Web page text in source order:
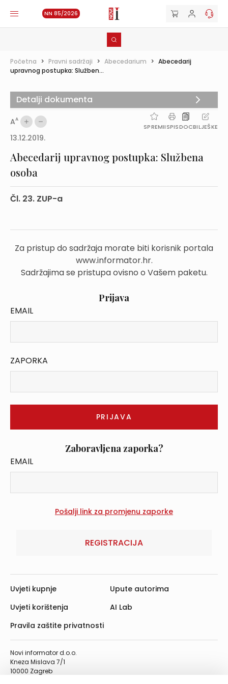
NN 85/2026
Početna > Pravni sadržaji > Abecedarium > Abecedarij
upravnog postupka: Služben...
AA
SPREMIISPISDOCBILJEŠKE
13.12.2019.
Abecedarij upravnog postupka: Službena
osoba
Čl. 23. ZUP-a
Za pristup do sadržaja morate biti korisnik portala
www.informator.hr.
Sadržajima se pristupa ovisno o Vašem paketu.
Prijava
EMAIL
ZAPORKA
Zaboravljena zaporka?
EMAIL
REGISTRACIJA
Detalji dokumenta
Novi informator d.o.o.
Kneza Mislava 7/1
10000 Zagreb
Uvjeti kupnje
Uvjeti korištenja
Pravila zaštite privatnosti
Upute autorima
AI Lab